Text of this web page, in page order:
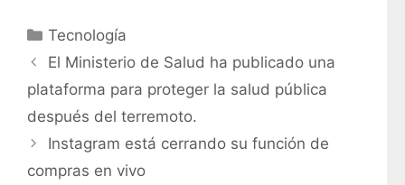
C
a
e
g
o
r
Tecnología
El Ministerio de Salud ha publicado una
plataforma para proteger la salud pública
después del terremoto.
Instagram está cerrando su función de
compras en vivo